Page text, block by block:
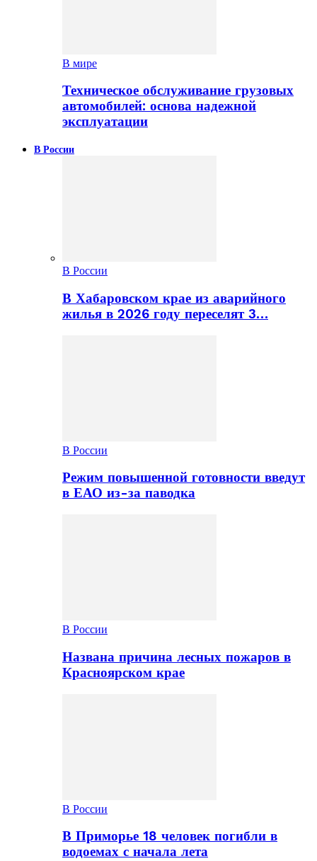
В мире
Техническое обслуживание грузовых
автомобилей: основа надежной
эксплуатации
В России
В России
В Хабаровском крае из аварийного
жилья в 2026 году переселят 3…
В России
Режим повышенной готовности введут
в ЕАО из-за паводка
В России
Названа причина лесных пожаров в
Красноярском крае
В России
В Приморье 18 человек погибли в
водоемах с начала лета